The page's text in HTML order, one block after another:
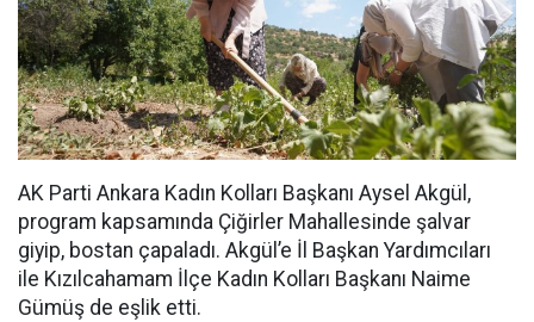
AK Parti Ankara Kadın Kolları Başkanı Aysel Akgül,
program kapsamında Çiğirler Mahallesinde şalvar
giyip, bostan çapaladı. Akgül’e İl Başkan Yardımcıları
ile Kızılcahamam İlçe Kadın Kolları Başkanı Naime
Gümüş de eşlik etti.